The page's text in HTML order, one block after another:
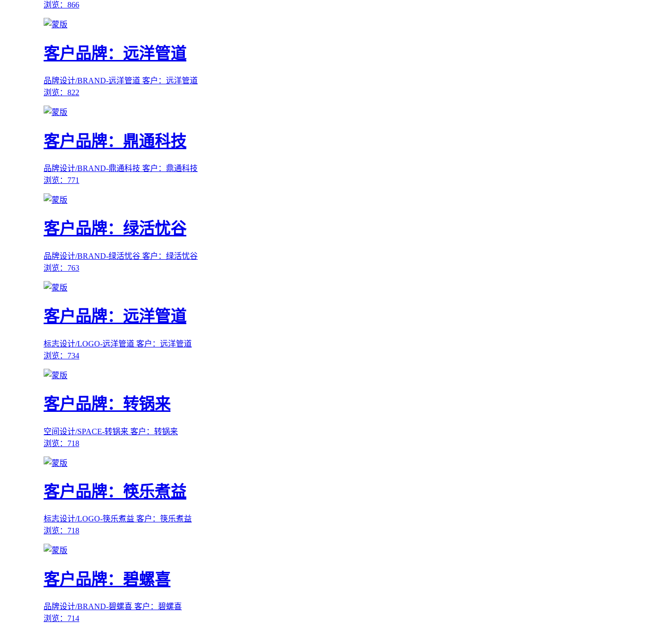
浏览：866
客户品牌：远洋管道
品牌设计/BRAND-远洋管道 客户：远洋管道
浏览：822
客户品牌：鼎通科技
品牌设计/BRAND-鼎通科技 客户：鼎通科技
浏览：771
客户品牌：绿活忧谷
品牌设计/BRAND-绿活忧谷 客户：绿活忧谷
浏览：763
客户品牌：远洋管道
标志设计/LOGO-远洋管道 客户：远洋管道
浏览：734
客户品牌：转锅来
空间设计/SPACE-转锅来 客户：转锅来
浏览：718
客户品牌：筷乐煮益
标志设计/LOGO-筷乐煮益 客户：筷乐煮益
浏览：718
客户品牌：碧螺喜
品牌设计/BRAND-碧螺喜 客户：碧螺喜
浏览：714